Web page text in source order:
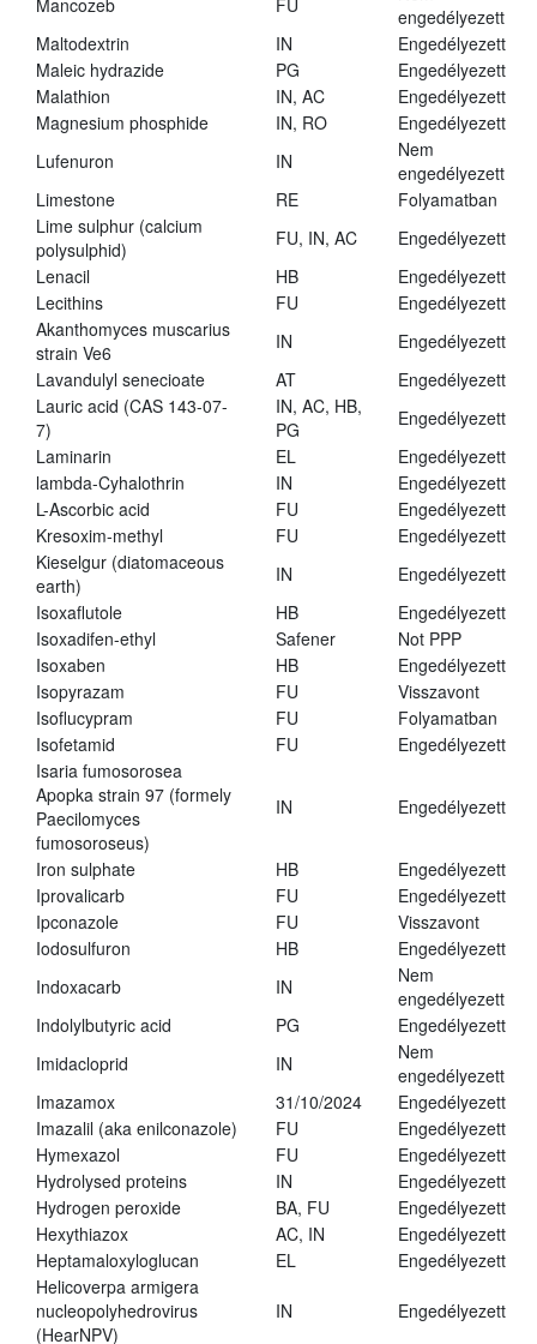
Mancozeb
FU
engedélyezett
Maltodextrin
IN
Engedélyezett
Maleic hydrazide
PG
Engedélyezett
Malathion
IN, AC
Engedélyezett
Magnesium phosphide
IN, RO
Engedélyezett
Lufenuron
IN
Nem
engedélyezett
Limestone
RE
Folyamatban
Lime sulphur (calcium
polysulphid)
FU, IN, AC
Engedélyezett
Lenacil
HB
Engedélyezett
Lecithins
FU
Engedélyezett
Akanthomyces muscarius
strain Ve6
IN
Engedélyezett
Lavandulyl senecioate
AT
Engedélyezett
Lauric acid (CAS 143-07-
7)
IN, AC, HB,
PG
Engedélyezett
Laminarin
EL
Engedélyezett
lambda-Cyhalothrin
IN
Engedélyezett
L-Ascorbic acid
FU
Engedélyezett
Kresoxim-methyl
FU
Engedélyezett
Kieselgur (diatomaceous
earth)
IN
Engedélyezett
Isoxaflutole
HB
Engedélyezett
Isoxadifen-ethyl
Safener
Not PPP
Isoxaben
HB
Engedélyezett
Isopyrazam
FU
Visszavont
Isoflucypram
FU
Folyamatban
Isofetamid
FU
Engedélyezett
Isaria fumosorosea
Apopka strain 97 (formely
Paecilomyces
fumosoroseus)
IN Engedélyezett
Iron sulphate HB
Engedélyezett
Iprovalicarb
FU
Engedélyezett
Ipconazole
FU
Visszavont
Iodosulfuron
HB
Engedélyezett
Indoxacarb
IN
Nem
engedélyezett
Indolylbutyric acid
PG
Engedélyezett
Imidacloprid
IN
Nem
engedélyezett
Imazamox
31/10/2024
Engedélyezett
Imazalil (aka enilconazole)
FU
Engedélyezett
Hymexazol
FU
Engedélyezett
Hydrolysed proteins
IN
Engedélyezett
Hydrogen peroxide
BA, FU
Engedélyezett
Hexythiazox
AC, IN
Engedélyezett
Heptamaloxyloglucan
EL
Engedélyezett
Helicoverpa armigera
nucleopolyhedrovirus
(HearNPV)
IN Engedélyezett